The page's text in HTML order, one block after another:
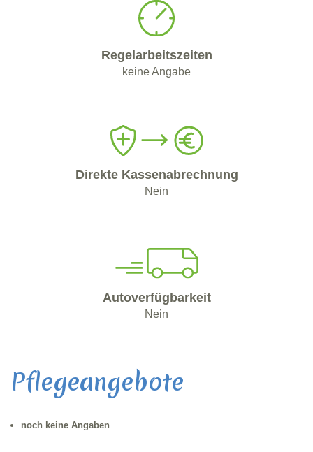
Regelarbeitszeiten
keine Angabe
Direkte Kassenabrechnung
Nein
Autoverfügbarkeit
Nein
Pflegeangebote
noch keine Angaben